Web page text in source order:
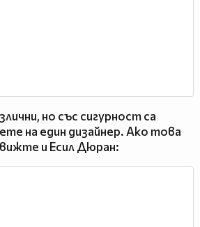
но със сигурност са
на един дизайнер. Ако това
и Есил Дюран: